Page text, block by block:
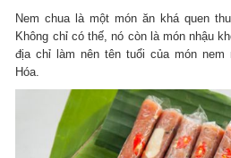
Nem chua là một món ăn khá quen
Không chỉ có thế, nó còn là món nhậu
địa chỉ làm nên tên tuổi của món nem
Hóa.